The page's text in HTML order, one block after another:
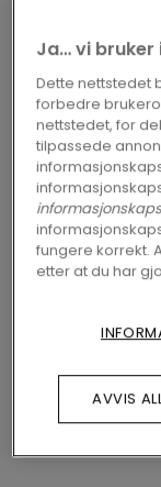
FINN EN
Vil du se
fremdeles
finner alltid
Ja… vi
Dette nettstedet
forbedre
nettstedet, for
tilpassede
fungere korrekt.
etter at du har
AVVIS